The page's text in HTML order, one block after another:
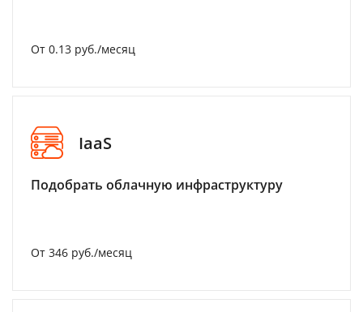
От 0.13 руб./месяц
IaaS
Подобрать облачную инфраструктуру
От 346 руб./месяц